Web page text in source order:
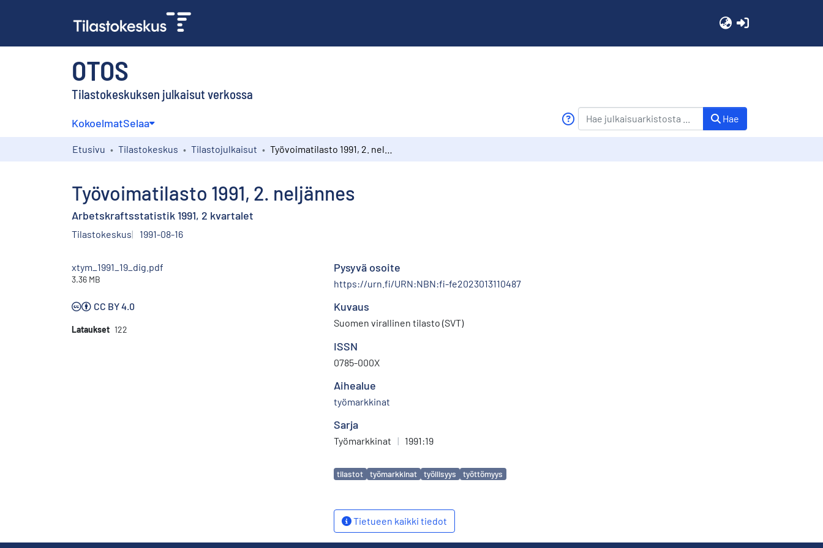
OTOS
Tilastokeskuksen julkaisut verkossa
KokoelmatSelaa Hae
Etusivu Tilastokeskus Tilastojulkaisut
Työvoimatilasto 1991, 2. neljännes
Arbetskraftsstatistik 1991, 2 kvartalet
Tilastokeskus 1991-08-16
xtym_1991_19_dig.pdf
3.36 MB
CC BY 4.0
Lataukset 122
Pysyvä osoite
https://urn.fi/URN:NBN:fi-fe2023013110487
Kuvaus
Suomen virallinen tilasto (SVT)
ISSN
0785-000X
Aihealue
työmarkkinat
Sarja
Työmarkkinat | 1991:19
Avainsanat
tilastot työmarkkinat työllisyys työttömyys
Tietueen kaikki tiedot